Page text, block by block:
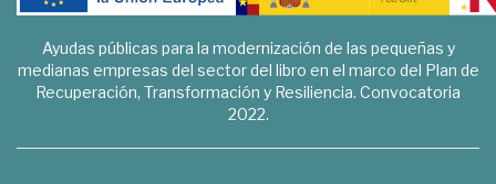
Ayudas públicas para la modernización de las pequeñas y
medianas empresas del sector del libro en el marco del Plan de
Recuperación, Transformación y Resiliencia. Convocatoria
2022.